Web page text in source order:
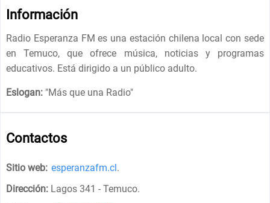
Información
Radio Esperanza FM es una estación chilena local con sede
en Temuco, que ofrece música, noticias y programas
educativos. Está dirigido a un público adulto.
Eslogan: "Más que una Radio"
Contactos
Sitio web: esperanzafm.cl.
Dirección: Lagos 341 - Temuco.